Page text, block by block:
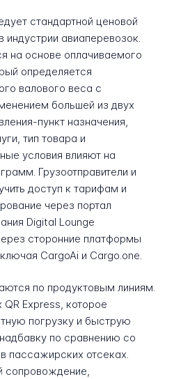
стандартной ценовой
авиаперевозок.
на основе оплачиваемого
определяется
валового веса с
большей из двух
пункт назначения,
тип товара и
условия влияют на
Грузоотправители и
доступ к тарифам и
через портал
Digital Lounge
сторонние платформы
CargoAi и Cargo.one.
по продуктовым линиям.
Express, которое
погрузку и быструю
по сравнению со
пассажирских отсеках.
сопровождение,